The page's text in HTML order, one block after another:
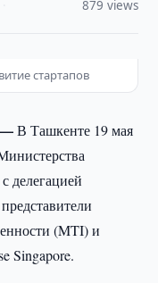
879 views
стартапов
—В Ташкенте 19 мая
делегацией
(MTI) и
Singapore.